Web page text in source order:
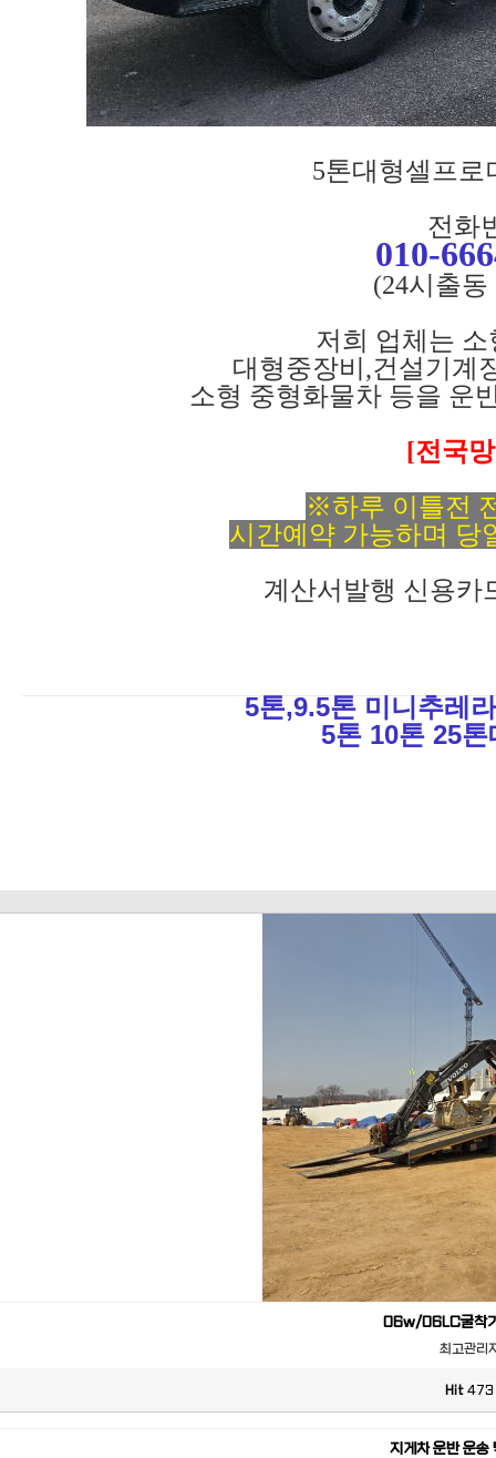
5톤대형셀프
전화
010-
(24시출
저희 업체는
대형중장비,건설기계
소형 중형화물차 등을 운
[전국
※하루 이틀전
시간예약 가능하며
계산서발행 신용카
5톤,9.5톤 미니추레
5톤 10톤 25
06w/06LC굴착
최고관리
Hit 473
지게차 운반 운송